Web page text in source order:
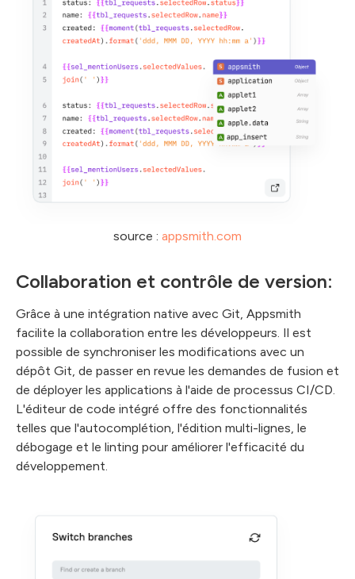
source : appsmith.com
Collaboration et contrôle de version:
Grâce à une intégration native avec Git, Appsmith
facilite la collaboration entre les développeurs. Il est
possible de synchroniser les modifications avec un
dépôt Git, de passer en revue les demandes de fusion et
de déployer les applications à l'aide de processus CI/CD.
L'éditeur de code intégré offre des fonctionnalités
telles que l'autocomplétion, l'édition multi-lignes, le
débogage et le linting pour améliorer l'efficacité du
développement.